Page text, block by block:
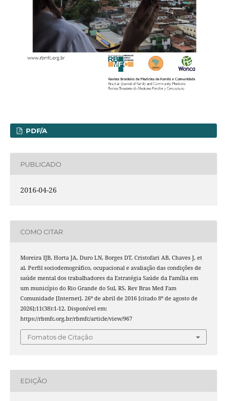
PDF/A
PUBLICADO
2016-04-26
COMO CITAR
Moreira IJB, Horta JA, Duro LN, Borges DT, Cristofari AB, Chaves J, et
al. Perfil sociodemográfico, ocupacional e avaliação das condições de
saúde mental dos trabalhadores da Estratégia Saúde da Família em
um município do Rio Grande do Sul, RS. Rev Bras Med Fam
Comunidade [Internet]. 26º de abril de 2016 [citado 8º de agosto de
2026];11(38):1-12. Disponível em:
https://rbmfc.org.br/rbmfc/article/view/967
Fomatos de Citação
EDIÇÃO